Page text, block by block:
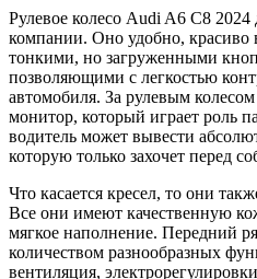
Рулевое колесо Audi A6 C8 2024
компании. Оно удобно, красиво
тонкими, но загруженными
позволяющими с легкостью
автомобиля. За рулевым
монитор, который играет роль
водитель может вывести
которую только захочет перед
Что касается кресел, то они
Все они имеют качественную
мягкое наполнение. Передний
количеством разнообразных
вентиляция,